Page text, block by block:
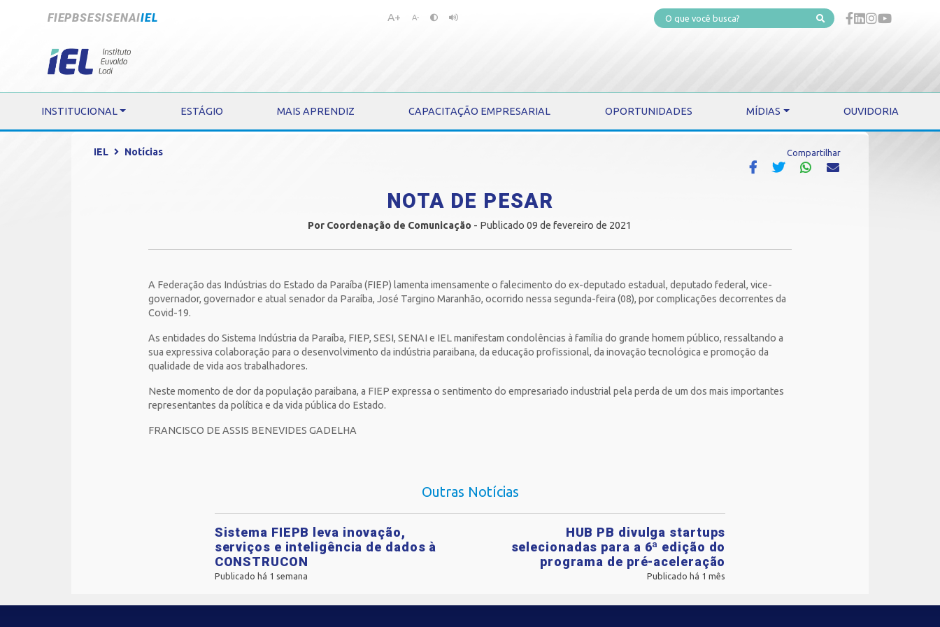
FIEPBSESISENAIIEL
Pular
Pular
A+ A-
INSTITUCIONAL ESTÁGIO MAIS APRENDIZ CAPACITAÇÃO EMPRESARIAL OPORTUNIDADES MÍDIAS OUVIDORIA
IEL Notícias Compartilhar
NOTA DE PESAR
Por Coordenação de Comunicação - Publicado 09 de fevereiro de 2021
A Federação das Indústrias do Estado da Paraíba (FIEP) lamenta imensamente o falecimento do ex-deputado estadual, deputado federal, vice-
governador, governador e atual senador da Paraíba, José Targino Maranhão, ocorrido nessa segunda-feira (08), por complicações decorrentes da
Covid-19. ⠀
As entidades do Sistema Indústria da Paraíba, FIEP, SESI, SENAI e IEL manifestam condolências à família do grande homem público, ressaltando a
sua expressiva colaboração para o desenvolvimento da indústria paraibana, da educação profissional, da inovação tecnológica e promoção da
qualidade de vida aos trabalhadores.⁣⁣⁣⠀
Neste momento de dor da população paraibana, a FIEP expressa o sentimento do empresariado industrial pela perda de um dos mais importantes
representantes da política e da vida pública do Estado.⁣⁣⁣⠀
FRANCISCO DE ASSIS BENEVIDES GADELHA⁣⁣⁣⠀
Outras Notícias
Sistema FIEPB leva inovação,
serviços e inteligência de dados à
CONSTRUCON
Publicado há 1 semana
HUB PB divulga startups
selecionadas para a 6ª edição do
programa de pré-aceleração
Publicado há 1 mês